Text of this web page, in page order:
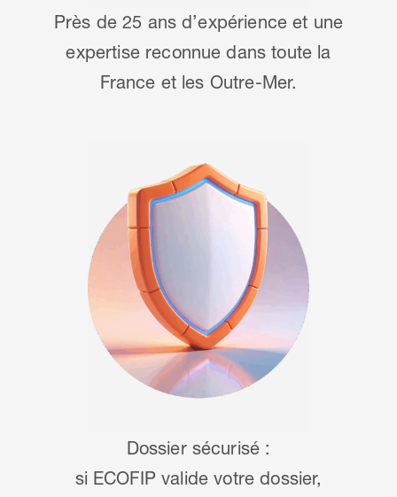
Près de 25 ans d’expérience et une
expertise reconnue dans toute la
France et les Outre-Mer.
Dossier sécurisé :
si ECOFIP valide votre dossier,